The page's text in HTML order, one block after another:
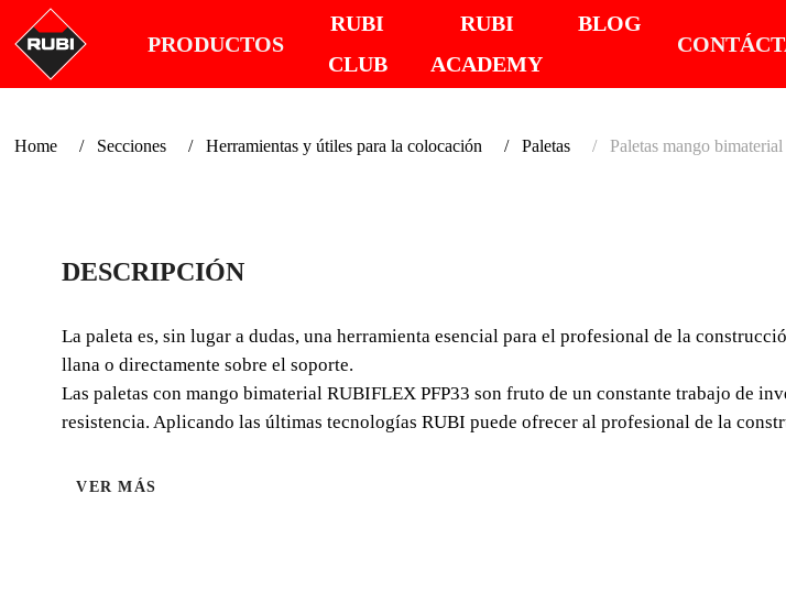
PRODUCTOS
RUBI
CLUB
RUBI
ACADEMY
BLOG
Home Secciones Herramientas y útiles para la colocación Paletas Paletas mango
DESCRIPCIÓN
La paleta es, sin lugar a dudas, una herramienta esencial para el profesional de la
llana o directamente sobre el soporte.
Las paletas con mango bimaterial RUBIFLEX PFP33 son fruto de un constante trabajo de
resistencia. Aplicando las últimas tecnologías RUBI puede ofrecer al profesional de la
VER MÁS